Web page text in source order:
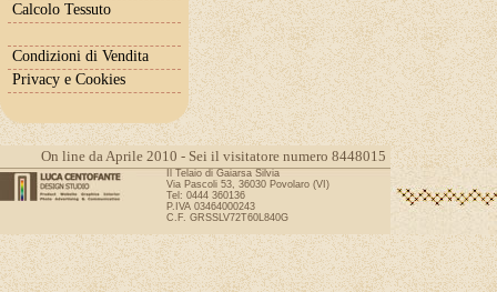
Calcolo Tessuto
Condizioni di Vendita
Privacy e Cookies
On line da Aprile 2010 - Sei il visitatore numero 8448015
Il Telaio di Gaiarsa Silvia
Via Pascoli 53, 36030 Povolaro (VI)
Tel: 0444 360136
P.IVA 03464000243
C.F. GRSSLV72T60L840G